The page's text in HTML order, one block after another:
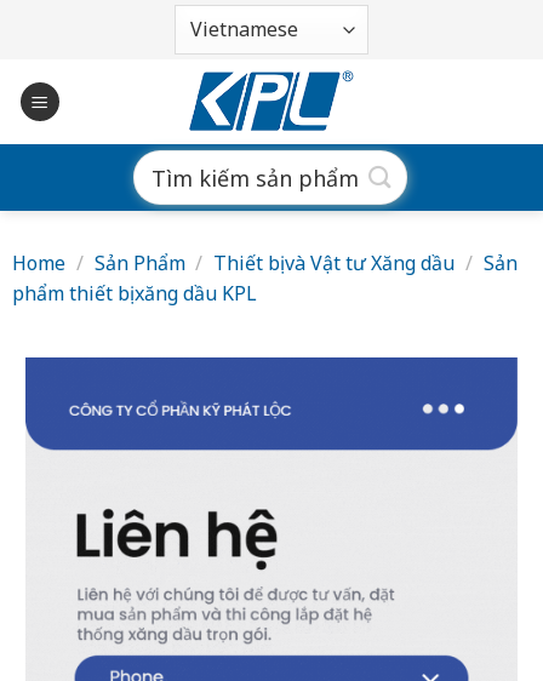
dung
Search
for:
Home / Sản Phẩm / Thiết bị và Vật tư Xăng dầu / Sản
phẩm thiết bị xăng dầu KPL